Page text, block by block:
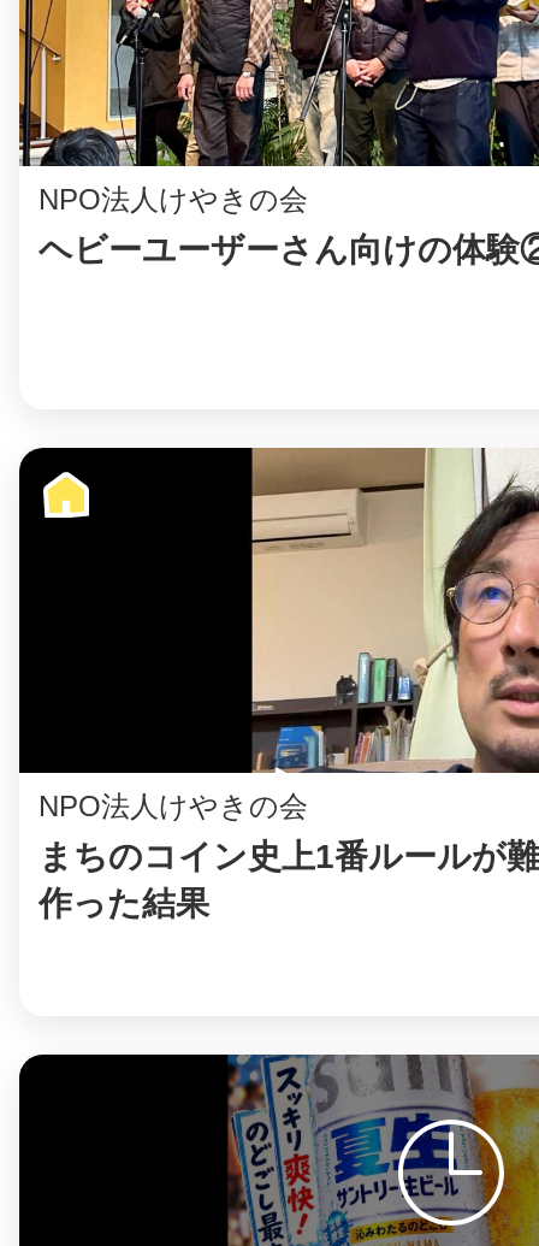
NPO法人けやきの会
ヘビーユーザーさん向けの体
NPO法人けやきの会
まちのコイン史上1番ルールが
作った結果
©︎ KAYAC Inc.All